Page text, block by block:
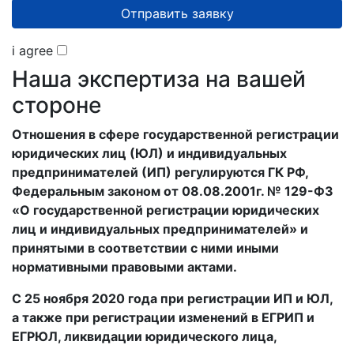
Отправить заявку
i agree
Наша экспертиза на вашей
стороне
Отношения в сфере государственной регистрации
юридических лиц (ЮЛ) и индивидуальных
предпринимателей (ИП) регулируются ГК РФ,
Федеральным законом от 08.08.2001г. № 129-ФЗ
«О государственной регистрации юридических
лиц и индивидуальных предпринимателей» и
принятыми в соответствии с ними иными
нормативными правовыми актами.
С 25 ноября 2020 года при регистрации ИП и ЮЛ,
а также при регистрации изменений в ЕГРИП и
ЕГРЮЛ, ликвидации юридического лица,